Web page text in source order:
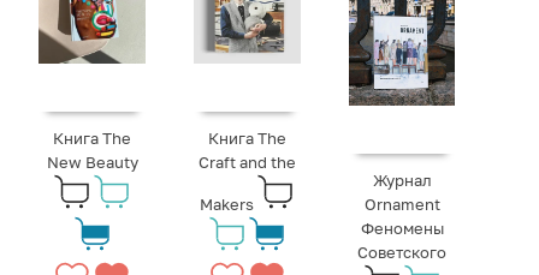
Книга The
New Beauty
Книга The
Craft and the
Makers
Журнал
Ornament
Феномены
Советского